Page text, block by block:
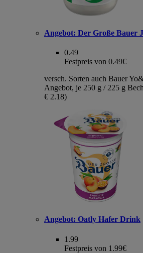
Angebot: Der Große Bauer
0.49
Festpreis von 0.49€
versch. Sorten auch Bauer
Angebot, je 250 g / 225 g
€ 2.18)
Angebot: Oatly Hafer Drink
1.99
Festpreis von 1.99€